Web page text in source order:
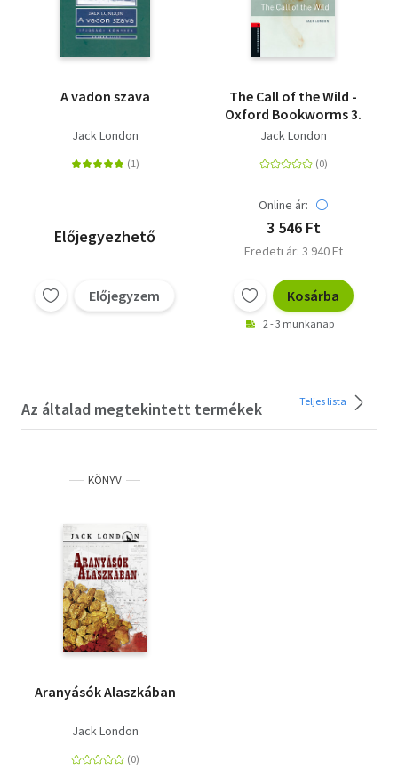
A vadon szava
Jack London
Előjegyezhető
Előjegyzem
The Call of the Wild -
Oxford Bookworms 3.
Jack London
Online ár:
3 546 Ft
Eredeti ár: 3 940 Ft
Kosárba
2 - 3 munkanap
Az általad megtekintett termékek Teljes lista
KÖNYV
Aranyásók Alaszkában
Jack London